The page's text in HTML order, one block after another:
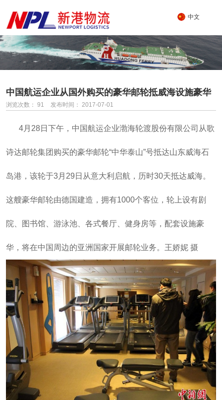
中文
中国航运企业从国外购买的豪华邮轮抵威海设施豪华
浏览次数： 91 发布时间： 2017-07-01
4月28日下午，中国航运企业渤海轮渡股份有限公司从歌
诗达邮轮集团购买的豪华邮轮“中华泰山”号抵达山东威海石
岛港，该轮于3月29日从意大利启航，历时30天抵达威海。
这艘豪华邮轮由德国建造，拥有1000个客位，轮上设有剧
院、图书馆、游泳池、各式餐厅、健身房等，配套设施豪
华，将在中国周边的亚洲国家开展邮轮业务。王娇妮 摄